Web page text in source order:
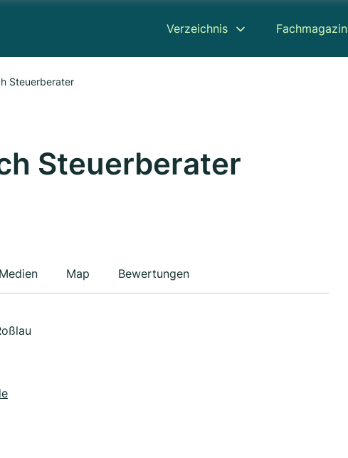
Verzeichnis Fachmagazin
Steuerberater
Steuerberater
Medien Map Bewertungen